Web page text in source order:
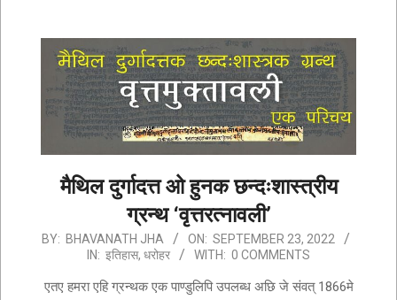
मैथिल दुर्गादत्त ओ हुनक छन्दःशास्त्रीय
ग्रन्थ ‘वृत्तरत्नावली’
2022-
23
BY: BHAVANATH JHA ON: SEPTEMBER 23, 2022
IN: इतिहास, धरोहर WITH: 0 COMMENTS
एतए हमरा एहि ग्रन्थक एक पाण्डुलिपि उपलब्ध अछि जे संवत् 1866मे